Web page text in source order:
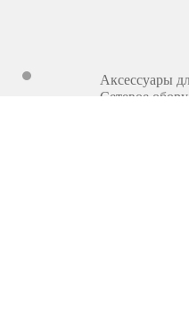
Аксессуары
Сетевое